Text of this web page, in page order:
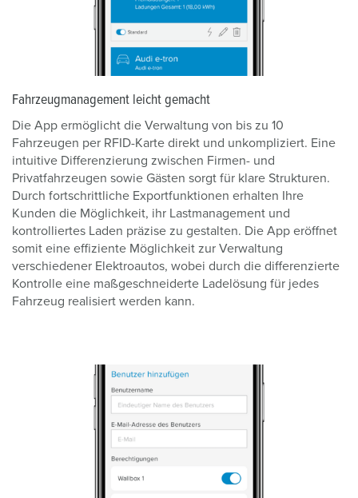
Fahrzeugmanagement leicht gemacht
Die App ermöglicht die Verwaltung von bis zu 10
Fahrzeugen per RFID-Karte direkt und unkompliziert. Eine
intuitive Differenzierung zwischen Firmen- und
Privatfahrzeugen sowie Gästen sorgt für klare Strukturen.
Durch fortschrittliche Exportfunktionen erhalten Ihre
Kunden die Möglichkeit, ihr Lastmanagement und
kontrolliertes Laden präzise zu gestalten. Die App eröffnet
somit eine effiziente Möglichkeit zur Verwaltung
verschiedener Elektroautos, wobei durch die differenzierte
Kontrolle eine maßgeschneiderte Ladelösung für jedes
Fahrzeug realisiert werden kann.